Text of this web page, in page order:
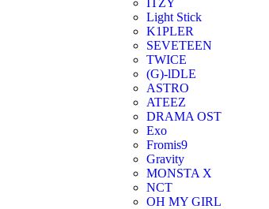
ITZY
Light Stick
K1PLER
SEVETEEN
TWICE
(G)-lDLE
ASTRO
ATEEZ
DRAMA OST
Exo
Fromis9
Gravity
MONSTA X
NCT
OH MY GIRL